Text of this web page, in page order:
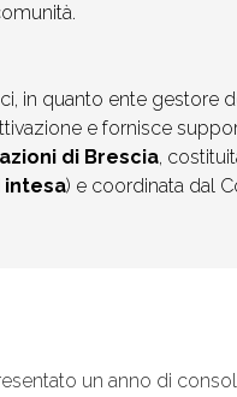
in quanto ente gestore
e fornisce
di Brescia,
) e coordinata dal
un anno di